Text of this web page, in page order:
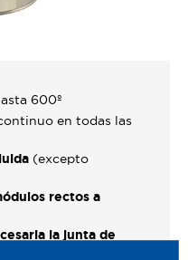
600º
en todas las
(excepto
rectos a
la junta de